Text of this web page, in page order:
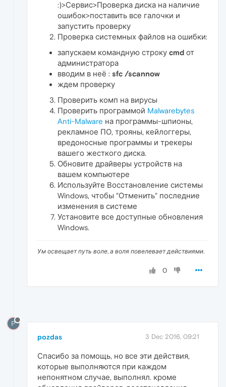
:)>Сервис>Проверка диска на наличие
ошибок>поставить все галочки и
запустить проверку
Проверка системных файлов на ошибки:
запускаем командную строку cmd от
администратора
вводим в неё : sfc /scannow
ждем проверку
Проверить комп на вирусы
Проверить программой Malwarebytes
Anti-Malware на программы-шпионы,
рекламное ПО, трояны, кейлоггеры,
вредоносные программы и трекеры
вашего жесткого диска.
Обновите драйверы устройств на
вашем компьютере
Используйте Восстановление системы
Windows, чтобы "Отменить" последние
изменения в системе
Установите все доступные обновления
Windows.
Ум освещает путь воле, а воля повелевает действиями.
0
P
pozdas 3 Dec 2016, 09:21
Спасибо за помощь, но все эти действия,
которые выполняются при каждом
непонятном случае, выполнял. кроме